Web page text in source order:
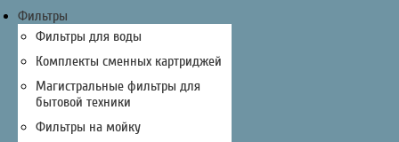
Фильтры
Фильтры для воды
Комплекты сменных картриджей
Магистральные фильтры для
бытовой техники
Фильтры на мойку